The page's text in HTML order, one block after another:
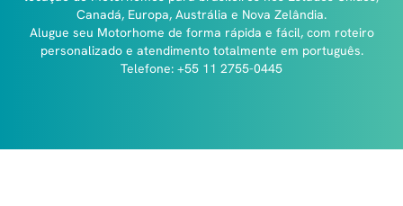
Canadá, Europa, Austrália e Nova Zelândia.
Alugue seu Motorhome de forma rápida e fácil, com roteiro
personalizado e atendimento totalmente em português.
Telefone: +55 11 2755-0445